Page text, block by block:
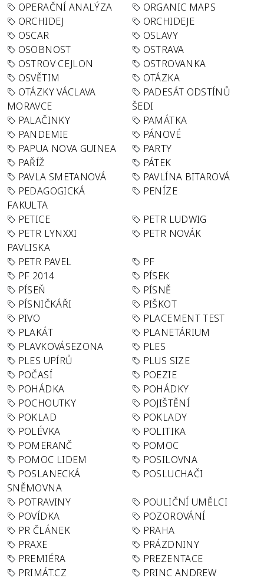
OPERAČNÍ ANALÝZA
ORGANIC MAPS
ORCHIDEJ
ORCHIDEJE
OSCAR
OSLAVY
OSOBNOST
OSTRAVA
OSTROV CEJLON
OSTROVANKA
OSVĚTIM
OTÁZKA
OTÁZKY VÁCLAVA
MORAVCE
PADESÁT ODSTÍNŮ
ŠEDI
PALAČINKY
PAMÁTKA
PANDEMIE
PÁNOVÉ
PAPUA NOVA GUINEA
PARTY
PAŘÍŽ
PÁTEK
PAVLA SMETANOVÁ
PAVLÍNA BITAROVÁ
PEDAGOGICKÁ
FAKULTA
PENÍZE
PETICE
PETR LUDWIG
PETR LYNXXI
PAVLISKA
PETR NOVÁK
PETR PAVEL
PF
PF 2014
PÍSEK
PÍSEŇ
PÍSNĚ
PÍSNIČKÁŘI
PIŠKOT
PIVO
PLACEMENT TEST
PLAKÁT
PLANETÁRIUM
PLAVKOVÁSEZONA
PLES
PLES UPÍRŮ
PLUS SIZE
POČASÍ
POEZIE
POHÁDKA
POHÁDKY
POCHOUTKY
POJIŠTĚNÍ
POKLAD
POKLADY
POLÉVKA
POLITIKA
POMERANČ
POMOC
POMOC LIDEM
POSILOVNA
POSLANECKÁ
SNĚMOVNA
POSLUCHAČI
POTRAVINY
POULIČNÍ UMĚLCI
POVÍDKA
POZOROVÁNÍ
PR ČLÁNEK
PRAHA
PRAXE
PRÁZDNINY
PREMIÉRA
PREZENTACE
PRIMÁT.CZ
PRINC ANDREW